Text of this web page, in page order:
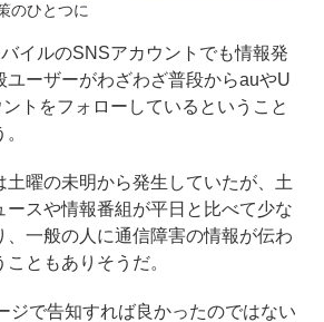
のひとつに
イルのSNSアカウントでも情報発
ユーザーがわざわざ普段からauやU
トをフォローしているということ
曜の未明から発生していたが、土
ースや情報番組が平日と比べて少な
、一般の人に通信障害の情報が伝わ
ともありそうだ。
で告知すれば良かったのではない